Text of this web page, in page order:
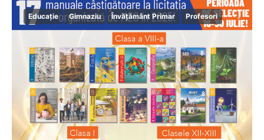
Educație Gimnaziu Învățământ Primar Profesori